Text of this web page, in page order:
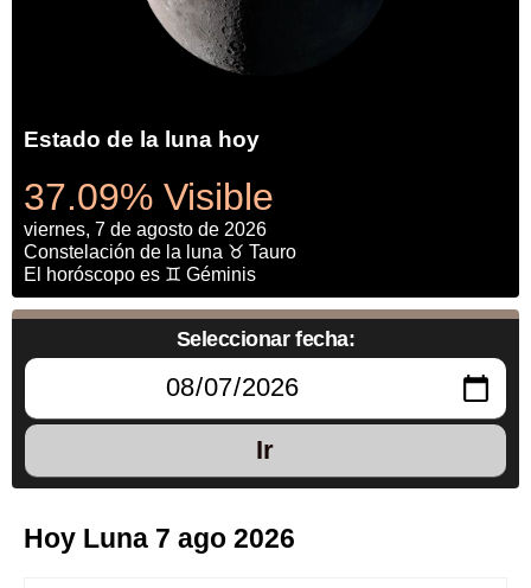
Estado de la luna hoy
37.09% Visible
viernes, 7 de agosto de 2026
Constelación de la luna ♉ Tauro
El horóscopo es ♊ Géminis
Seleccionar fecha:
Ir
Hoy Luna 7 ago 2026